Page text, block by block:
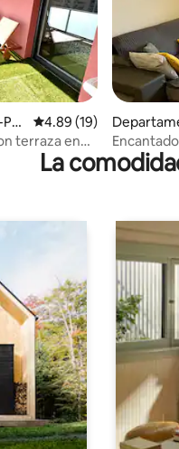
Calificación promedio:
4.89 (19)
terraza en
vence
Aix-en-
La